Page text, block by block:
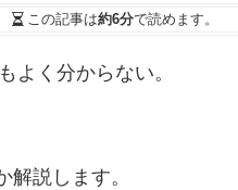
この記事は約6分で読めます。
よく分からない。
説します。